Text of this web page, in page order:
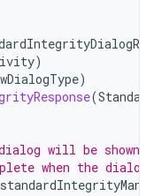
)
)
(
will be
when the